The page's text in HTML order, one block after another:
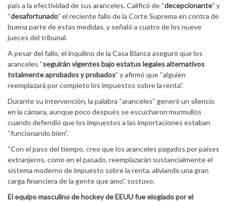
país a la efectividad de sus aranceles. Calificó de “decepcionante” y
“desafortunado” el reciente fallo de la Corte Suprema en contra de
buena parte de estas medidas, y señaló a cuatro de los nueve
jueces del tribunal.
A pesar del fallo, el inquilino de la Casa Blanca aseguró que los
aranceles “seguirán vigentes bajo estatus legales alternativos
totalmente aprobados y probados” y afirmó que “alguien
reemplazará por completo los impuestos sobre la renta”.
Durante su intervención, la palabra “aranceles” generó un silencio
en la cámara, aunque poco después se escucharon murmullos
cuando defendió que los impuestos a las importaciones estaban
“funcionando bien”.
“Con el paso del tiempo, creo que los aranceles pagados por países
extranjeros, como en el pasado, reemplazarán sustancialmente el
sistema moderno de impuesto sobre la renta, aliviando una gran
carga financiera de la gente que amo”, sostuvo.
El equipo masculino de hockey de EEUU fue elogiado por el